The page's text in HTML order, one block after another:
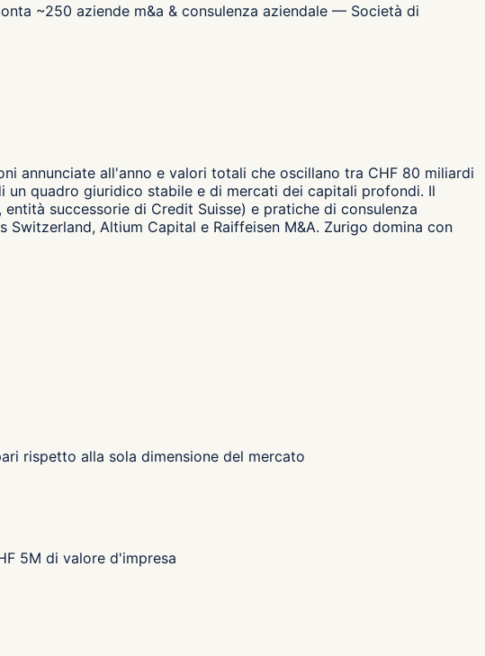
~250 aziende m&a & consulenza aziendale — Società di
annunciate all'anno e valori totali che oscillano tra CHF 80 miliardi
un quadro giuridico stabile e di mercati dei capitali profondi. Il
successorie di Credit Suisse) e pratiche di consulenza
Altium Capital e Raiffeisen M&A. Zurigo domina con
rispetto alla sola dimensione del mercato
5M di valore d'impresa